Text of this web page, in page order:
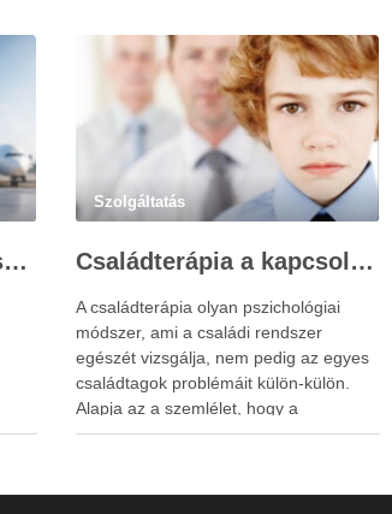
Utasbiztosítás extrém sportokra és krónikus betegségek esetén: mire figyelj utazás előtt?
Szolgáltatás
Családterápia a kapcsolatok helyreállításért
A családterápia olyan pszichológiai
módszer, ami a családi rendszer
egészét vizsgálja, nem pedig az egyes
családtagok problémáit külön-külön.
Alapja az a szemlélet, hogy a
családtagok viselkedése és érzelmi